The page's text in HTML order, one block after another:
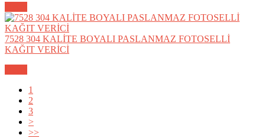
7528 304 KALİTE BOYALI PASLANMAZ FOTOSELLİ
KAĞIT VERİCİ
1
2
3
>
>>